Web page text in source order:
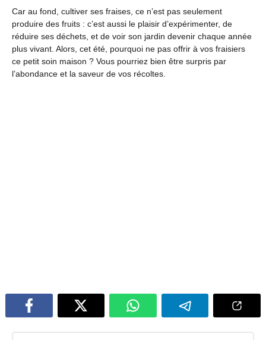
Car au fond, cultiver ses fraises, ce n’est pas seulement
produire des fruits : c’est aussi le plaisir d’expérimenter, de
réduire ses déchets, et de voir son jardin devenir chaque année
plus vivant. Alors, cet été, pourquoi ne pas offrir à vos fraisiers
ce petit soin maison ? Vous pourriez bien être surpris par
l’abondance et la saveur de vos récoltes.